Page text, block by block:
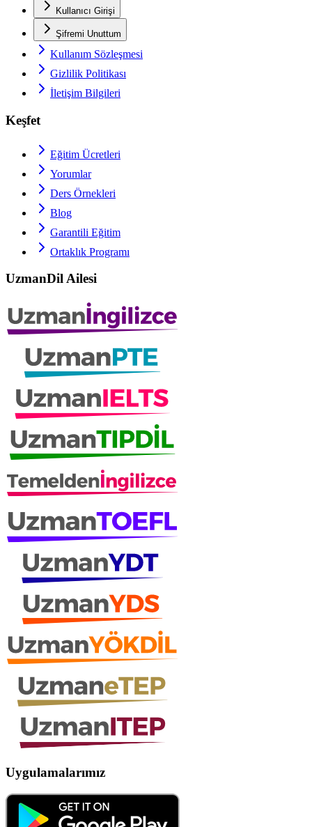
Kullanıcı Girişi
Şifremi Unuttum
Kullanım Sözleşmesi
Gizlilik Politikası
İletişim Bilgileri
Keşfet
Eğitim Ücretleri
Yorumlar
Ders Örnekleri
Blog
Garantili Eğitim
Ortaklık Programı
UzmanDil Ailesi
Uygulamalarımız